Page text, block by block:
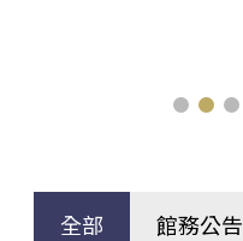
全部 館務公告